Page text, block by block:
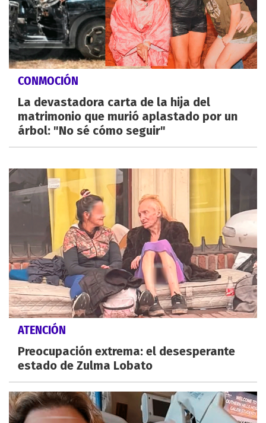
CONMOCIÓN
La devastadora carta de la hija del
matrimonio que murió aplastado por un
árbol: "No sé cómo seguir"
ATENCIÓN
Preocupación extrema: el desesperante
estado de Zulma Lobato